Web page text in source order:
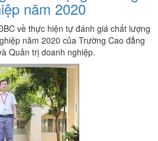
năm 2020
về thực hiện tự đánh giá chất lượng
năm 2020 của Trường Cao đẳng
Quản trị doanh nghiệp.